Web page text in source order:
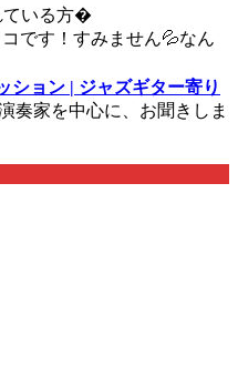
ている方�
です！すみません💦なん
ョン | ジャズギター寄り
奏家を中心に、お聞きしま